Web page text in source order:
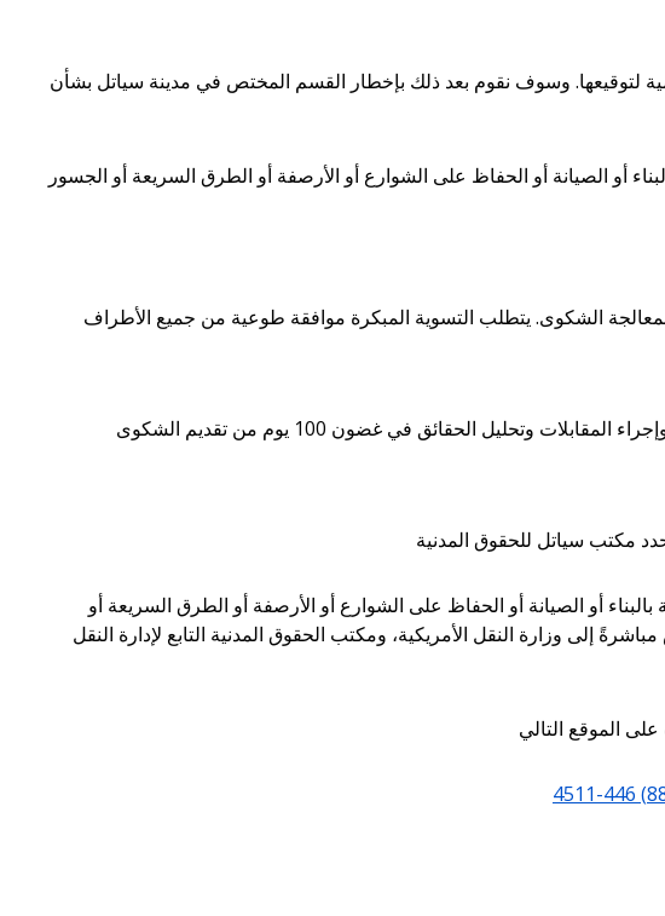
لتوقيعها. وسوف نقوم بعد ذلك بإخطار القسم المختص في مدينة سياتل بشأن
أو الصيانة أو الحفاظ على الشوارع أو الأرصفة أو الطرق السريعة أو الجسور
أو الصيانة أو الحفاظ على الشوارع أو الأرصفة أو الطرق السريعة أو
إلى وزارة النقل الأمريكية، ومكتب الحقوق المدنية التابع لإدارة النقل